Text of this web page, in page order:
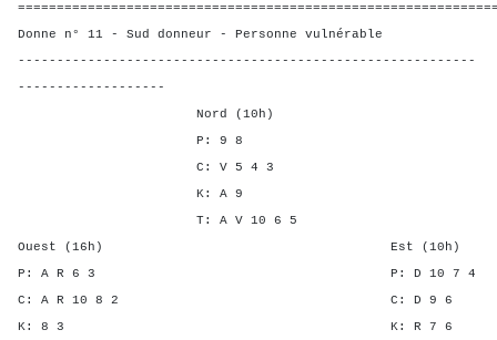
Donne n° 11 - Sud donneur - Personne vulnérable
-----------------------------------------------------------
-------------------
Nord (10h)
P: 9 8
C: V 5 4 3
K: A 9
T: A V 10 6 5
Ouest (16h) Est (10h)
P: A R 6 3 P: D 10
C: A R 10 8 2 C: D
K: 8 3 K: R